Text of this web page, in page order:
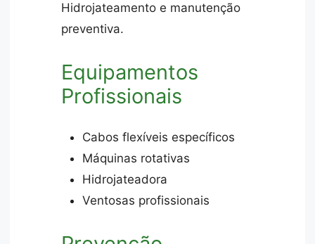
Hidrojateamento e manutenção
preventiva.
Equipamentos
Profissionais
Cabos flexíveis específicos
Máquinas rotativas
Hidrojateadora
Ventosas profissionais